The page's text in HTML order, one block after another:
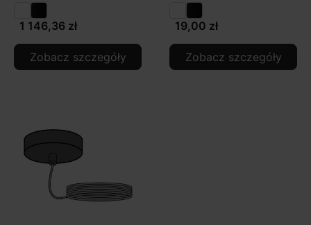
1 146,36 zł
Zobacz szczegóły
19,00 zł
Zobacz szczegóły